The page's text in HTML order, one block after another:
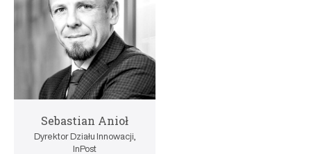
Sebastian Anioł
Dyrektor Działu Innowacji,
InPost